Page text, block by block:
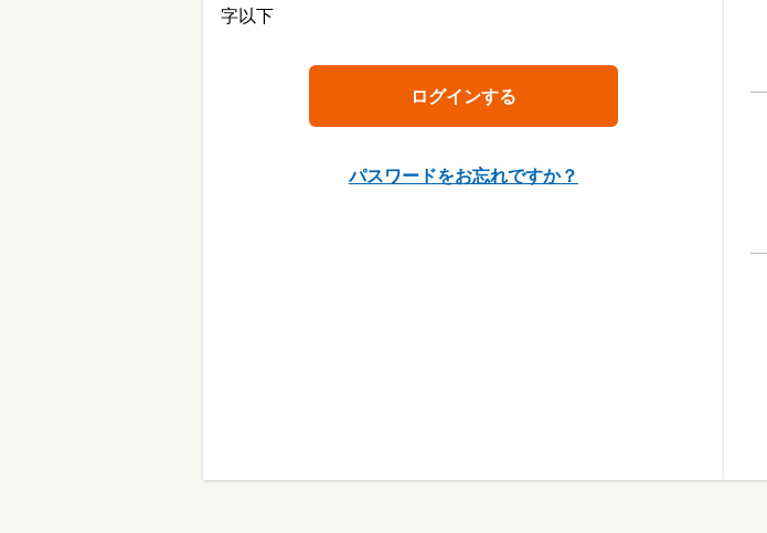
字以下
パスワードをお忘れですか？